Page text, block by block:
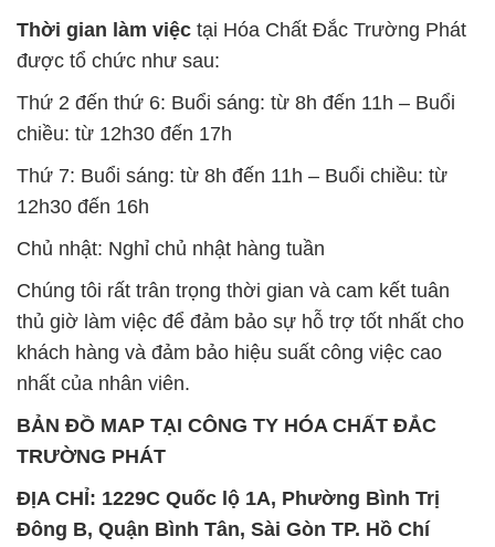
Thời gian làm việc tại Hóa Chất Đắc Trường Phát
được tổ chức như sau:
Thứ 2 đến thứ 6: Buổi sáng: từ 8h đến 11h – Buổi
chiều: từ 12h30 đến 17h
Thứ 7: Buổi sáng: từ 8h đến 11h – Buổi chiều: từ
12h30 đến 16h
Chủ nhật: Nghỉ chủ nhật hàng tuần
Chúng tôi rất trân trọng thời gian và cam kết tuân
thủ giờ làm việc để đảm bảo sự hỗ trợ tốt nhất cho
khách hàng và đảm bảo hiệu suất công việc cao
nhất của nhân viên.
BẢN ĐỒ MAP TẠI CÔNG TY HÓA CHẤT ĐẮC
TRƯỜNG PHÁT
ĐỊA CHỈ: 1229C Quốc lộ 1A, Phường Bình Trị
Đông B, Quận Bình Tân, Sài Gòn TP. Hồ Chí